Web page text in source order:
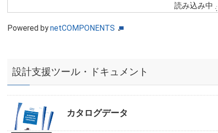
読み込み中
Powered bynetCOMPONENTS
設計支援ツール・ドキュメント
カタログデータ